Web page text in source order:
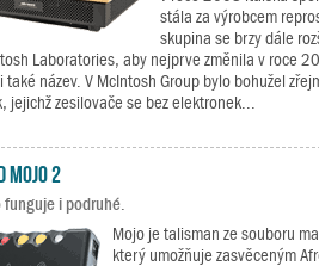
stála za výrobcem
skupina se brzy dále
Laboratories, aby nejprve změnila v roce
také název. V McIntosh Group bylo bohužel
jejichž zesilovače se bez elektronek...
Mojo 2
funguje i podruhé.
Mojo je talisman ze souboru
který umožňuje zasvěceným